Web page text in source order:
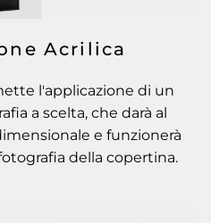
Acrilica
l'applicazione di un
a scelta, che darà al
e funzionerà
della copertina.